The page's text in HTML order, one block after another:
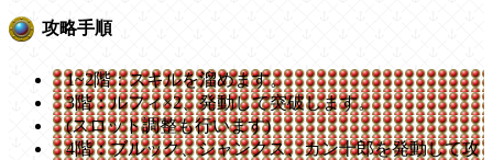
攻略手順
1~2階：スキルを溜めます。
3階：ルフィ×2、発動して突破します。
(スロット調整も行います)
4階：ブルック、シャンクス、カン十郎を発動して攻